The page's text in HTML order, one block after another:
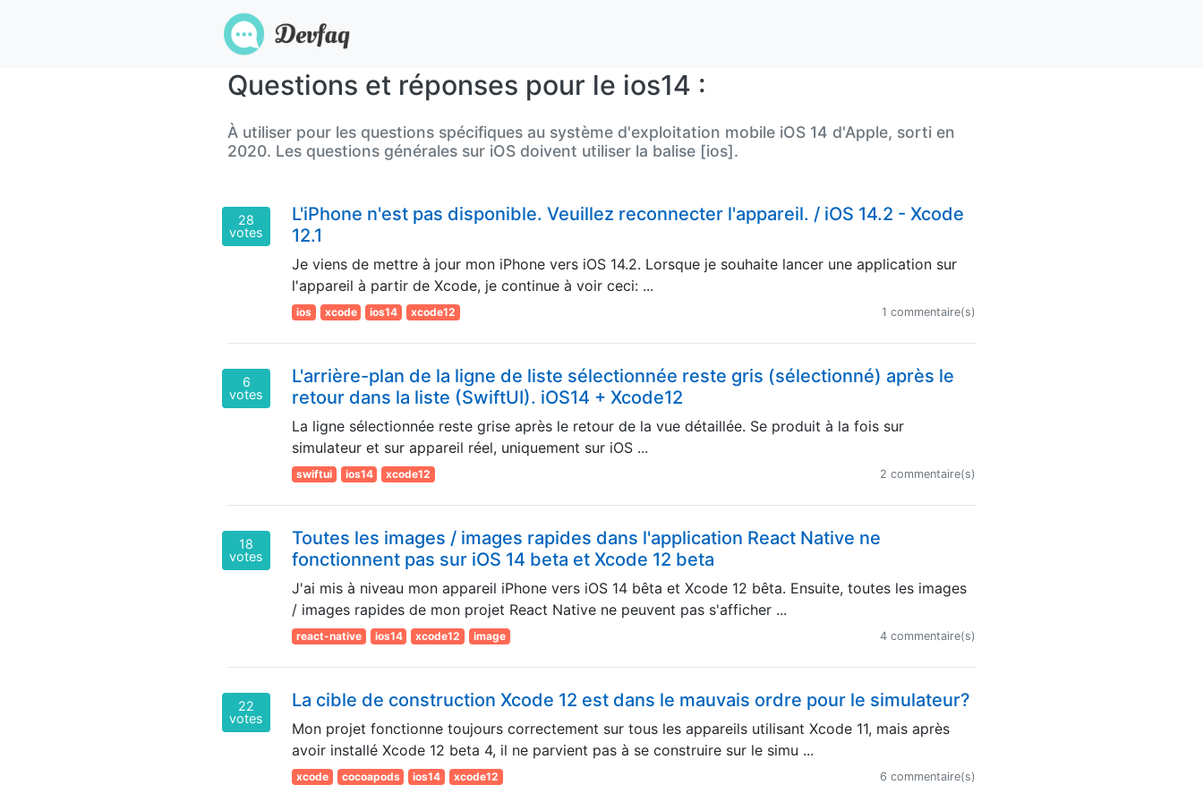
Questions et réponses pour le ios14 :
À utiliser pour les questions spécifiques au système d'exploitation mobile iOS 14 d'Apple, sorti en
2020. Les questions générales sur iOS doivent utiliser la balise [ios].
28
votes
L'iPhone n'est pas disponible. Veuillez reconnecter l'appareil. / iOS 14.2 - Xcode
12.1
Je viens de mettre à jour mon iPhone vers iOS 14.2. Lorsque je souhaite lancer une application sur
l'appareil à partir de Xcode, je continue à voir ceci: ...
ios xcode ios14 xcode12 1 commentaire(s)
6
votes
L'arrière-plan de la ligne de liste sélectionnée reste gris (sélectionné) après le
retour dans la liste (SwiftUI). iOS14 + Xcode12
La ligne sélectionnée reste grise après le retour de la vue détaillée. Se produit à la fois sur
simulateur et sur appareil réel, uniquement sur iOS ...
swiftui ios14 xcode12 2 commentaire(s)
18
votes
Toutes les images / images rapides dans l'application React Native ne
fonctionnent pas sur iOS 14 beta et Xcode 12 beta
J'ai mis à niveau mon appareil iPhone vers iOS 14 bêta et Xcode 12 bêta. Ensuite, toutes les images
/ images rapides de mon projet React Native ne peuvent pas s'afficher ...
react-native ios14 xcode12 image 4 commentaire(s)
22
votes
La cible de construction Xcode 12 est dans le mauvais ordre pour le simulateur?
Mon projet fonctionne toujours correctement sur tous les appareils utilisant Xcode 11, mais après
avoir installé Xcode 12 beta 4, il ne parvient pas à se construire sur le simu ...
xcode cocoapods ios14 xcode12 6 commentaire(s)